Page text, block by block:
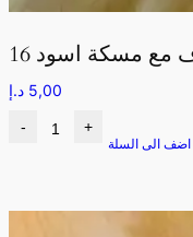
5,00 د.إ
- +
اضف الى السلة